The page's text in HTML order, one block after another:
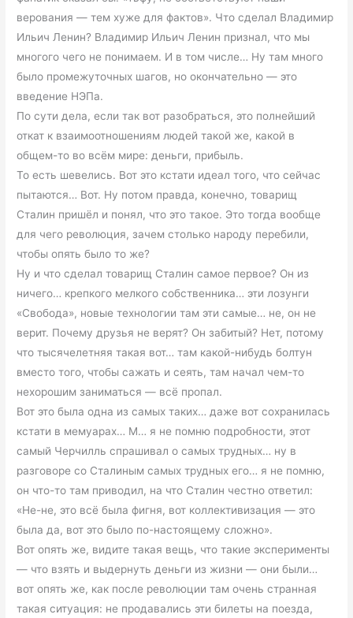
верования — тем хуже для фактов». Что сделал Владимир
Ильич Ленин? Владимир Ильич Ленин признал, что мы
многого чего не понимаем. И в том числе… Ну там много
было промежуточных шагов, но окончательно — это
введение НЭПа.
По сути дела, если так вот разобраться, это полнейший
откат к взаимоотношениям людей такой же, какой в
общем-то во всём мире: деньги, прибыль.
То есть шевелись. Вот это кстати идеал того, что сейчас
пытаются… Вот. Ну потом правда, конечно, товарищ
Сталин пришёл и понял, что это такое. Это тогда вообще
для чего революция, зачем столько народу перебили,
чтобы опять было то же?
Ну и что сделал товарищ Сталин самое первое? Он из
ничего… крепкого мелкого собственника… эти лозунги
«Свобода», новые технологии там эти самые… не, он не
верит. Почему друзья не верят? Он забитый? Нет, потому
что тысячелетняя такая вот… там какой-нибудь болтун
вместо того, чтобы сажать и сеять, там начал чем-то
нехорошим заниматься — всё пропал.
Вот это была одна из самых таких… даже вот сохранилась
кстати в мемуарах… М… я не помню подробности, этот
самый Черчилль спрашивал о самых трудных… ну в
разговоре со Сталиным самых трудных его… я не помню,
он что-то там приводил, на что Сталин честно ответил:
«Не-не, это всё была фигня, вот коллективизация — это
была да, вот это было по-настоящему сложно».
Вот опять же, видите такая вещь, что такие эксперименты
— что взять и выдернуть деньги из жизни — они были…
вот опять же, как после революции там очень странная
такая ситуация: не продавались эти билеты на поезда,